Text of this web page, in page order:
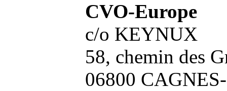
CVO-Europe
c/o KEYNUX
58, chemin des
06800